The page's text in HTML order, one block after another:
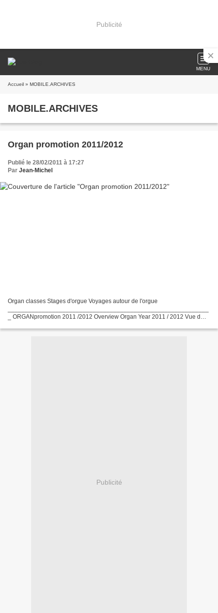
Publicité
MENU
Accueil » MOBILE.ARCHIVES
MOBILE.ARCHIVES
Organ promotion 2011/2012
Publié le 28/02/2011 à 17:27
Par Jean-Michel
Organ classes Stages d'orgue Voyages autour de l'orgue
_ ORGANpromotion 2011 /2012 Overview Organ Year 2011 / 2012 Vue d
management...
Publicité